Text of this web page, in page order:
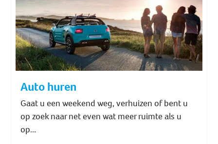
Auto huren
Gaat u een weekend weg, verhuizen of bent u
op zoek naar net even wat meer ruimte als u
op...